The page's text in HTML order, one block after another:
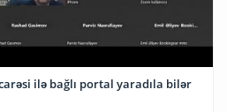
ilə bağlı portal yaradıla bilər